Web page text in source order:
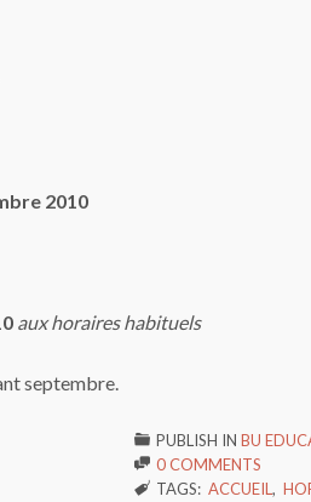
2010
aux horaires habituels
septembre.
 PUBLISH IN BU
 0 COMMENTS
 TAGS: ACCUEIL ,